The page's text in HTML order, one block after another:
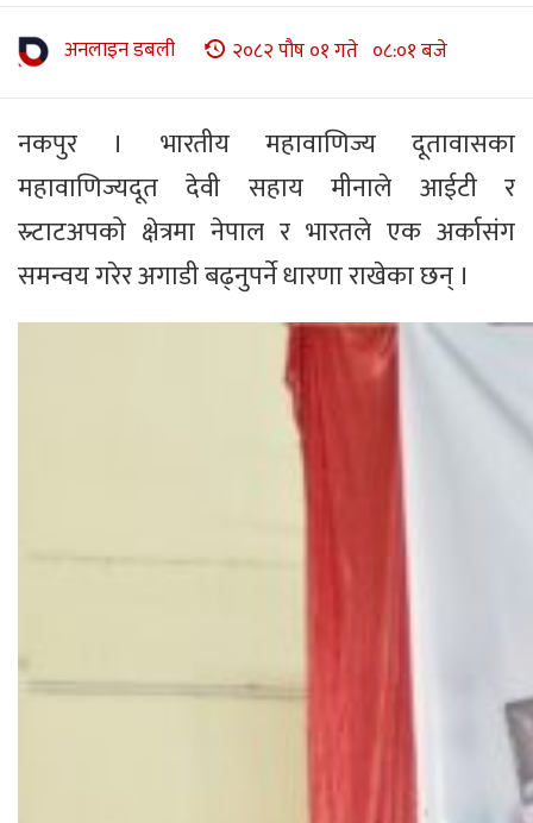
अनलाइन डबली २०८२ पौष ०१ गते ०८:०१ बजे
नकपुर । भारतीय महावाणिज्य दूतावासका
महावाणिज्यदूत देवी सहाय मीनाले आईटी र
स्र्टाटअपको क्षेत्रमा नेपाल र भारतले एक अर्कासंग
समन्वय गरेर अगाडी बढ्नुपर्ने धारणा राखेका छन् ।